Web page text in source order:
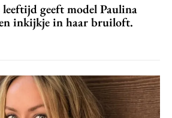
geeft model Paulina
inkijkje in haar bruiloft.